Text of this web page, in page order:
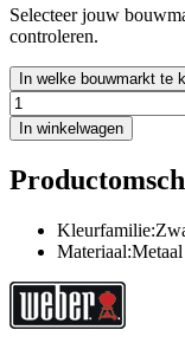
Selecteer jouw
controleren.
In welke bouwmarkt te
In winkelwagen
Materiaal:Metaal